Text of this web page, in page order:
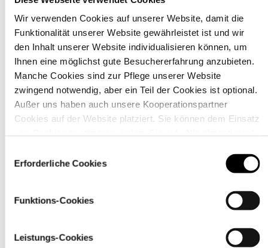
Wir verwenden Cookies auf unserer Website, damit die
Funktionalität unserer Website gewährleistet ist und wir
den Inhalt unserer Website individualisieren können, um
Ihnen eine möglichst gute Besuchererfahrung anzubieten.
Manche Cookies sind zur Pflege unserer Website
zwingend notwendig, aber ein Teil der Cookies ist optional.
Außer uns haben auch unsere Kooperationspartner
Cookies auf der Website platziert. Sie können dem Einsatz
über den Link „Cookie-Einstellungen
Erforderliche Cookies
Funktions-Cookies
Leistungs-Cookies
Material
Pflegehinweise